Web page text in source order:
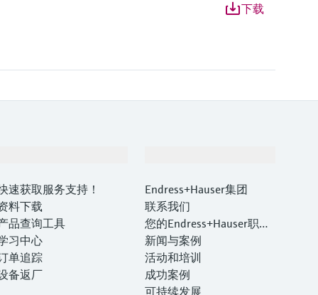
下载
速获取服务支持！
料下载
品查询工具
习中心
单追踪
备返厂
Endress+Hauser集团
联系我们
您的Endress+Hauser职业
生涯
新闻与案例
活动和培训
成功案例
可持续发展